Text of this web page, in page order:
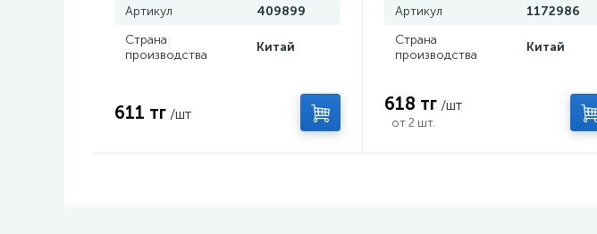
Артикул
409899
Страна
производства
Китай
611 тг /шт
Артикул
1172986
Страна
производства
Китай
618 тг /шт
от 2 шт.